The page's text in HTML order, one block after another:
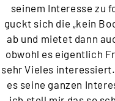
seinem Interesse zu
guckt sich die „kein
ab und mietet dann
obwohl es eigentlich
sehr Vieles
es seine ganzen